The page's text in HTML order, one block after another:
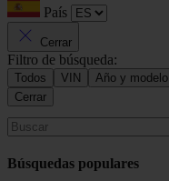
País
Cerrar
Filtro de búsqueda:
Todos VIN
Año y modelo
Cerrar
Búsquedas populares